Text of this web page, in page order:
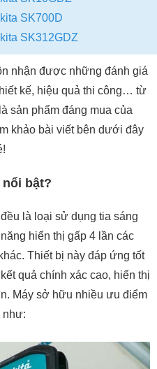
SK700D
SK312GDZ
nhận được những đánh giá
kế, hiệu quả thi công… từ
sản phẩm đáng mua của
khảo bài viết bên dưới đây
nổi bật?
là loại sử dụng tia sáng
hiển thị gấp 4 lần các
Thiết bị này đáp ứng tốt
quả chính xác cao, hiển thị
Máy sở hữu nhiều ưu điểm
như: